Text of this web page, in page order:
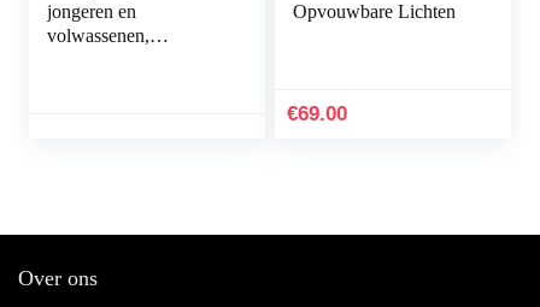
jongeren en
volwassenen,
Opvouwbare Lichten
€69.00
Over ons